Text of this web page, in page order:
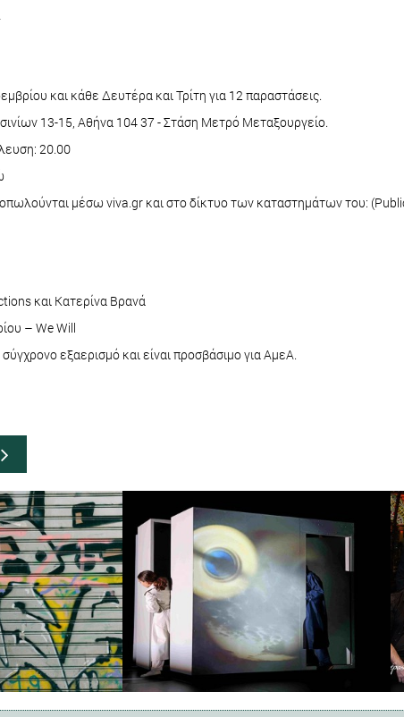
και κάθε Δευτέρα και Τρίτη για 12 παραστάσεις.
13-15, Αθήνα 104 37 - Στάση Μετρό Μεταξουργείο.
20.00
μέσω viva.gr και στο δίκτυο των καταστημάτων του:
και Κατερίνα Βρανά
– We Will
εξαερισμό και είναι προσβάσιμο για ΑμεΑ.